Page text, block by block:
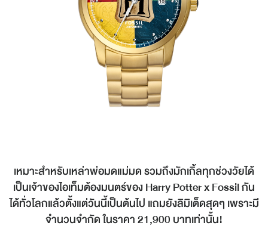
เหมาะสำหรับเหล่าพ่อมดแม่มด รวมถึงมักเกิ้ลทุกช่วงวัยได้
เป็นเจ้าของไอเท็มต้องมนตร์ของ Harry Potter x Fossil กัน
ได้ทั่วโลกแล้วตั้งแต่วันนี้เป็นต้นไป แถมยังลิมิเต็ดสุดๆ เพราะมี
จำนวนจำกัด ในราคา 21,900 บาทเท่านั้น!